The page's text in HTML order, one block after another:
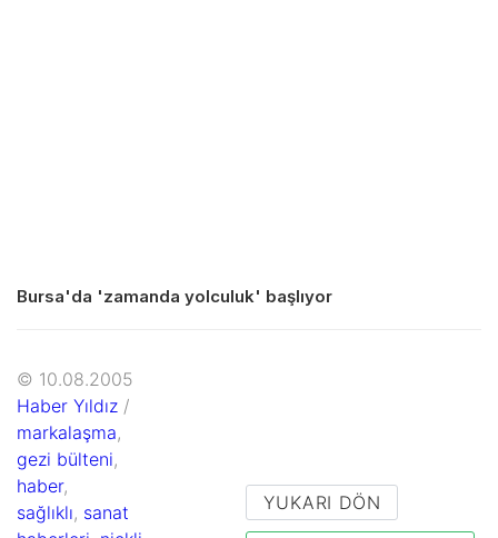
Bursa'da 'zamanda yolculuk' başlıyor
© 10.08.2005
Haber Yıldız /
markalaşma,
gezi bülteni,
haber,
sağlıklı, sanat
YUKARI DÖN